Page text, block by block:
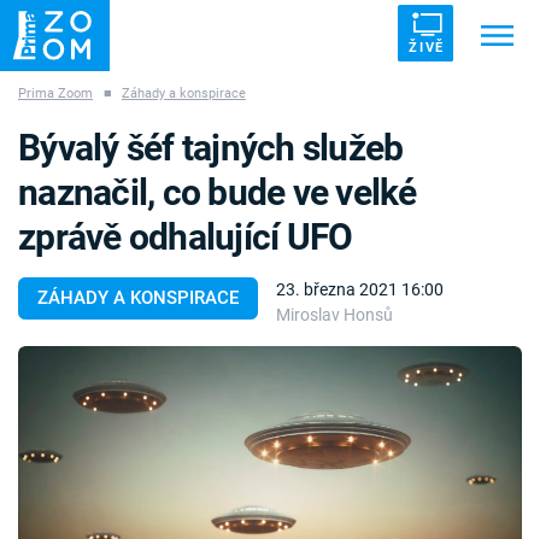
ŽIVĚ
ZÁHADY VETŘELCI DÁVNOVĚKU
Témata
Témata
Pořady
Prima Zoom ■ Záhady a konspirace
ZÁHADY A KONSPIRACE
23. března 2021 16:00
Miroslav Honsů
Bývalý šéf tajných služeb
naznačil, co bude ve velké
zprávě odhalující UFO